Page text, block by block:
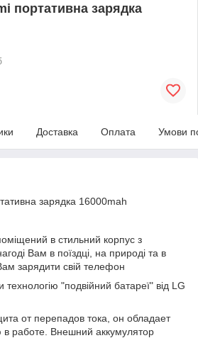
портативна зарядка
Доставка Оплата Умови
зарядка 16000mah
в стильний корпус з
Вам в поїздці, на природі та в
зарядити свій телефон
технологію "подвійний батареї" від LG
от перепадов тока, он обладает
работе. Внешний аккумулятор